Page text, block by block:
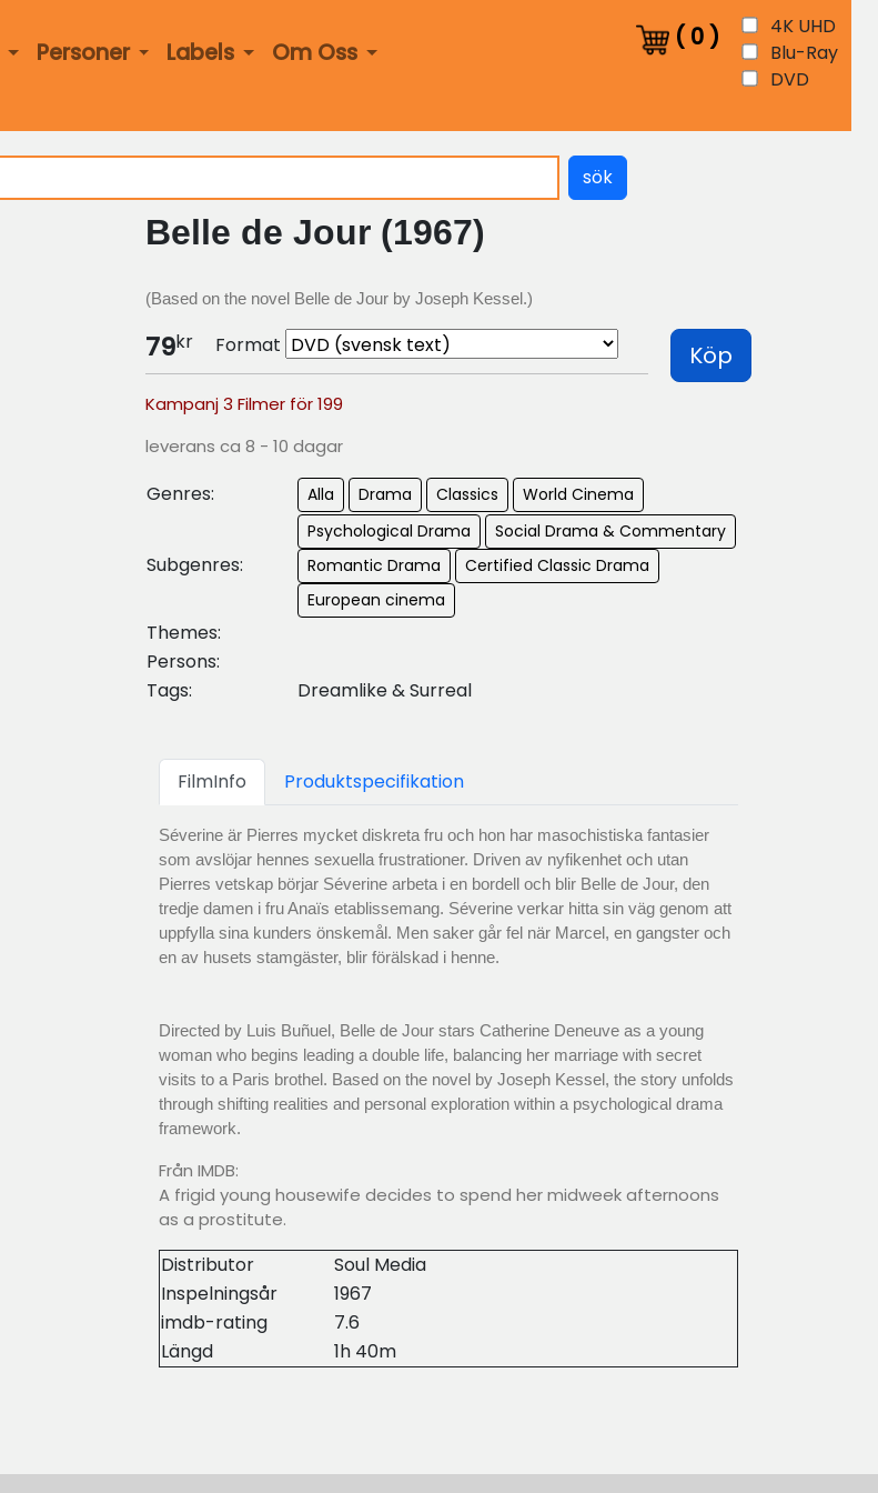
Personer Labels Om Oss
( 0 )
4K UHD
Blu-Ray
DVD
sök
Belle de Jour (1967)
(Based on the novel Belle de Jour by Joseph Kessel.)
79kr Format Köp
Kampanj 3 Filmer för 199
leverans ca 8 - 10 dagar
Genres: Alla Drama Classics World Cinema
Subgenres:
Psychological Drama
Social Drama & Commentary
Romantic Drama
Certified Classic Drama
European cinema
Themes:
Persons:
Tags:
Dreamlike & Surreal
FilmInfo Produktspecifikation
Séverine är Pierres mycket diskreta fru och hon har masochistiska fantasier
som avslöjar hennes sexuella frustrationer. Driven av nyfikenhet och utan
Pierres vetskap börjar Séverine arbeta i en bordell och blir Belle de Jour, den
tredje damen i fru Anaïs etablissemang. Séverine verkar hitta sin väg genom att
uppfylla sina kunders önskemål. Men saker går fel när Marcel, en gangster och
en av husets stamgäster, blir förälskad i henne.
Directed by Luis Buñuel, Belle de Jour stars Catherine Deneuve as a young
woman who begins leading a double life, balancing her marriage with secret
visits to a Paris brothel. Based on the novel by Joseph Kessel, the story unfolds
through shifting realities and personal exploration within a psychological drama
framework.
Från IMDB:
A frigid young housewife decides to spend her midweek afternoons
as a prostitute.
Distributor
Soul Media
Inspelningsår
1967
imdb-rating
7.6
Längd
1h 40m